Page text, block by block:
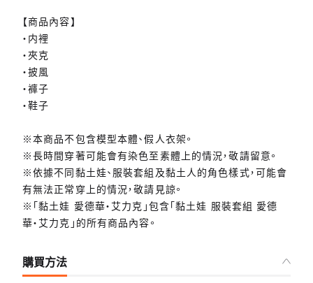
【商品內容】
・内裡
・夾克
・披風
・褲子
・鞋子
※本商品不包含模型本體、假人衣架。
※長時間穿著可能會有染色至素體上的情況，敬請留意。
※依據不同黏土娃、服裝套組及黏土人的角色樣式，可能會
有無法正常穿上的情況，敬請見諒。
※「黏土娃 愛德華‧艾力克」包含「黏土娃 服裝套組 愛德
華‧艾力克」的所有商品內容。
購買方法